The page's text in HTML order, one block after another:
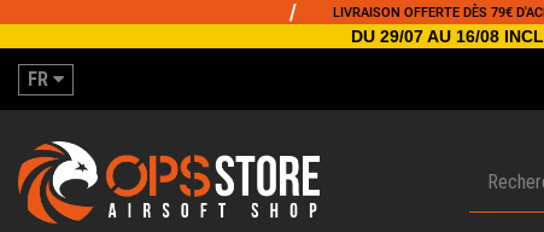
LIVRAISON OFFERTE DÈS 79€ D'ACHAT
DU 29/07 AU 16/08
FR